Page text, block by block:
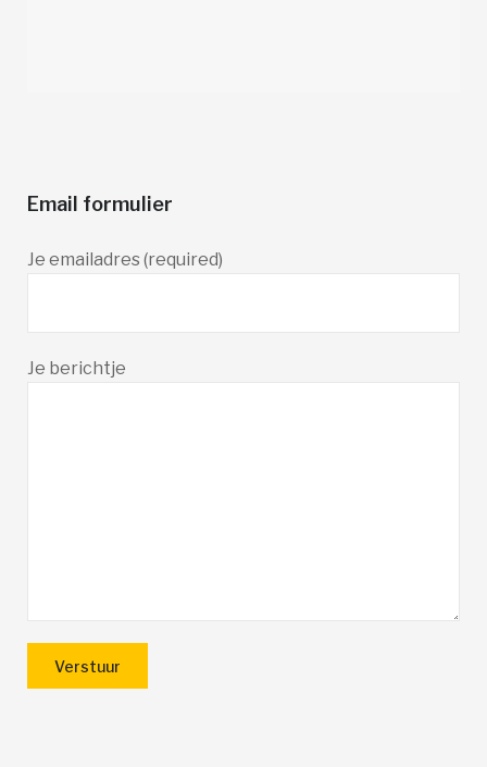
Email formulier
Je emailadres (required)
Je berichtje